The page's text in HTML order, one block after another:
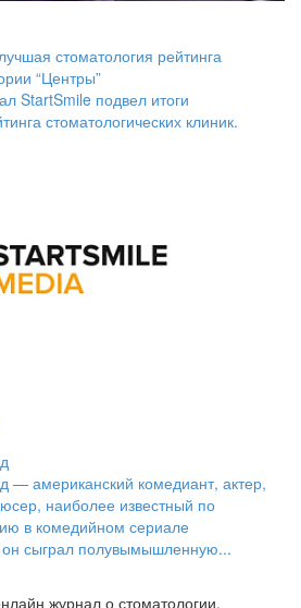
стоматология рейтинга
“Центры”
StartSmile подвел итоги
стоматологических клиник.
американский комедиант, актер,
наиболее известный по
в комедийном сериале
сыграл полувымышленную...
журнал о стоматологии.